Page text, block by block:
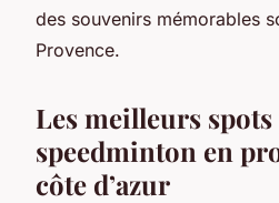
des souvenirs mémorables
Provence.
Les meilleurs
speedminton en
côte d’azur